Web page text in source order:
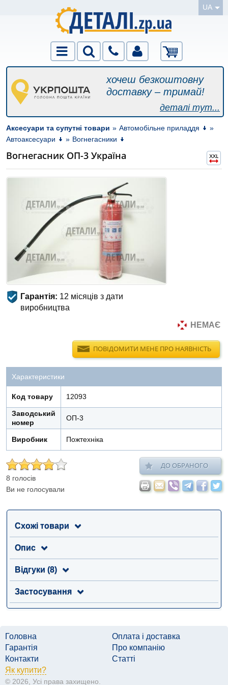
UA
хочеш безкоштовну
доставку – тримай!
деталі тут...
Аксесуари та супутні товари » Автомобільне приладдя
»
Автоаксесуари
» Вогнегасники
Вогнегасник ОП-3 Україна
Гарантія: 12 місяців з дати
виробництва
НЕМАЄ
ПОВІДОМИТИ МЕНЕ ПРО НАЯВНІСТЬ
Характеристики
Код товару 12093
Заводський
номер
ОП-3
Виробник Пожтехнiка
8 голосів
Ви не голосували
ДО ОБРАНОГО
Схожі товари
Опис
Відгуки (8)
Застосування
Головна
Оплата і доставка
Гарантія
Про компанію
Контакти
Статті
Як купити?
© 2026, Усі права захищено.